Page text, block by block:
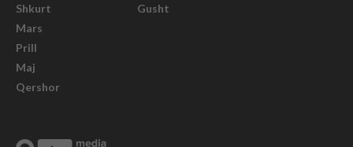
Shkurt
Mars
Prill
Maj
Qershor
Gusht